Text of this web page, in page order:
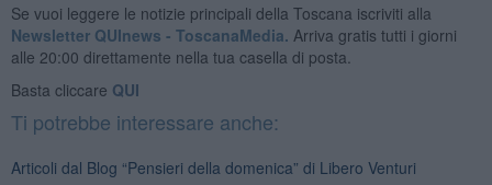
Se vuoi leggere le notizie principali della Toscana iscriviti alla
Newsletter QUInews - ToscanaMedia. Arriva gratis tutti i giorni
alle 20:00 direttamente nella tua casella di posta.
Basta cliccare QUI
Ti potrebbe interessare anche:
Articoli dal Blog “Pensieri della domenica” di Libero Venturi